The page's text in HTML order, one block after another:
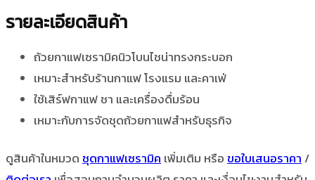
รายละเอียดสินค้า
ถ้วยกาแฟเซรามิคนิวโบนไชน่าทรงกระบอก
เหมาะสำหรับร้านกาแฟ โรงแรม และคาเฟ่
ใช้เสิร์ฟกาแฟ ชา และเครื่องดื่มร้อน
เหมาะกับการจัดชุดถ้วยกาแฟสำหรับธุรกิจ
ดูสินค้าในหมวดชุดกาแฟเซรามิค เพิ่มเติม หรือขอใบเสนอราคา /